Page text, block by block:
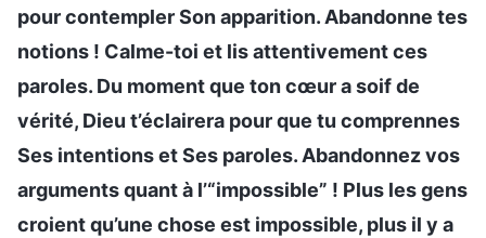
pour contempler Son apparition. Abandonne tes
notions ! Calme-toi et lis attentivement ces
paroles. Du moment que ton cœur a soif de
vérité, Dieu t’éclairera pour que tu comprennes
Ses intentions et Ses paroles. Abandonnez vos
arguments quant à l’“impossible” ! Plus les gens
croient qu’une chose est impossible, plus il y a